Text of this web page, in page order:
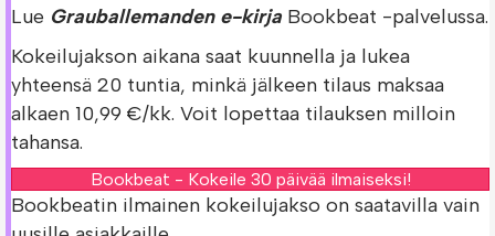
Lue Grauballemanden e-kirja Bookbeat -palvelussa.
Kokeilujakson aikana saat kuunnella ja lukea
yhteensä 20 tuntia, minkä jälkeen tilaus maksaa
alkaen 10,99 €/kk. Voit lopettaa tilauksen milloin
tahansa.
Bookbeat - Kokeile 30 päivää ilmaiseksi!
Bookbeatin ilmainen kokeilujakso on saatavilla vain